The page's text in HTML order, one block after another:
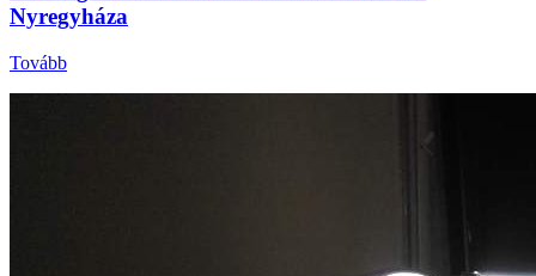
Nyregyháza
Tovább